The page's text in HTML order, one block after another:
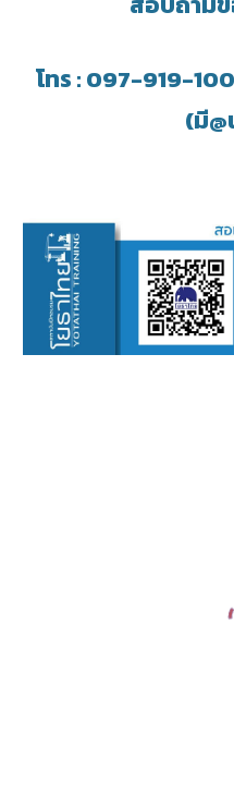
โทร : 097-919-
(มี